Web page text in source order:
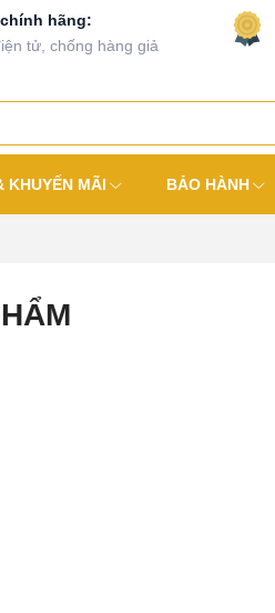
hãng:
tử, chống hàng giả
KHUYẾN MÃI BẢO HÀNH